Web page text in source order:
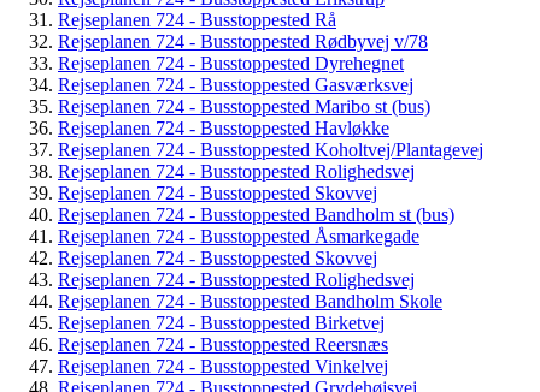
Rejseplanen 724 - Busstoppested Rå
Rejseplanen 724 - Busstoppested Rødbyvej v/78
Rejseplanen 724 - Busstoppested Dyrehegnet
Rejseplanen 724 - Busstoppested Gasværksvej
Rejseplanen 724 - Busstoppested Maribo st (bus)
Rejseplanen 724 - Busstoppested Havløkke
Rejseplanen 724 - Busstoppested Koholtvej/Plantagevej
Rejseplanen 724 - Busstoppested Rolighedsvej
Rejseplanen 724 - Busstoppested Skovvej
Rejseplanen 724 - Busstoppested Bandholm st (bus)
Rejseplanen 724 - Busstoppested Åsmarkegade
Rejseplanen 724 - Busstoppested Skovvej
Rejseplanen 724 - Busstoppested Rolighedsvej
Rejseplanen 724 - Busstoppested Bandholm Skole
Rejseplanen 724 - Busstoppested Birketvej
Rejseplanen 724 - Busstoppested Reersnæs
Rejseplanen 724 - Busstoppested Vinkelvej
Rejseplanen 724 - Busstoppested Grydehøjsvej